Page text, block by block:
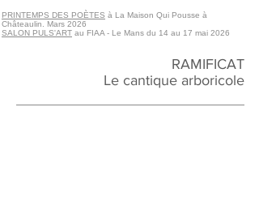
PRINTEMPS DES POÈTES à La Maison Qui Pousse à
Châteaulin. Mars 2026
SALON PULS'ART au FIAA - Le Mans du 14 au 17 mai 2026
RAMIFICAT
Le cantique arboricole